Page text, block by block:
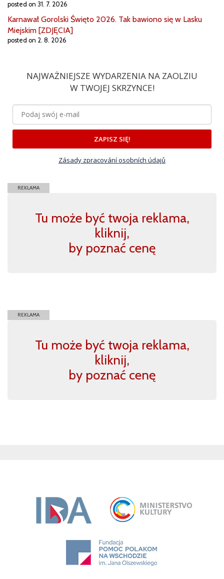
posted on 31. 7. 2026
Karnawał Gorolski Święto 2026. Tak bawiono się w Lasku
Miejskim [ZDJĘCIA]
posted on 2. 8. 2026
NAJWAŻNIEJSZE WYDARZENIA NA ZAOLZIU
W TWOJEJ SKRZYNCE!
ZAPISZ SIĘ!
Zásady zpracování osobních údajů
REKLAMA
Tu może być twoja reklama,
kliknij,
by poznać cenę
REKLAMA
Tu może być twoja reklama,
kliknij,
by poznać cenę